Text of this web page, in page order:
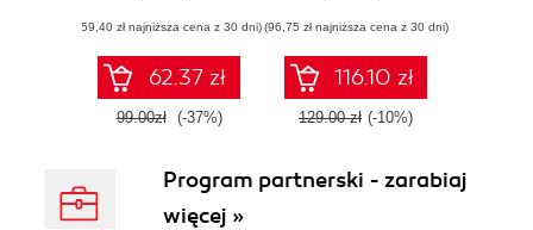
(59,40 zł najniższa cena z 30 dni)
62.37 zł
99.00zł (-37%)
programming
(96,75 zł najniższa cena z 30 dni)
116.10 zł
129.00 zł (-10%)
Program partnerski - zarabiaj
więcej »